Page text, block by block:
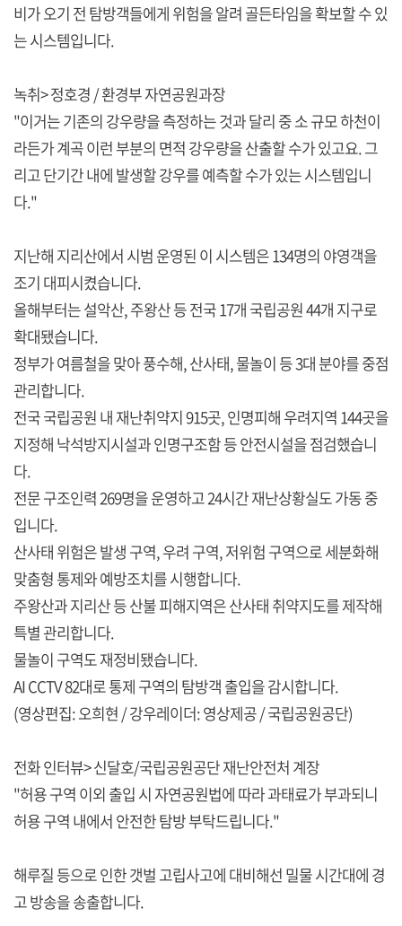
비가 오기 전 탐방객들에게 위험을 알려 골든타임을 확보할 수 있
는 시스템입니다.
녹취> 정호경 / 환경부 자연공원과장
"이거는 기존의 강우량을 측정하는 것과 달리 중 소 규모 하천이
라든가 계곡 이런 부분의 면적 강우량을 산출할 수가 있고요. 그
리고 단기간 내에 발생할 강우를 예측할 수가 있는 시스템입니
다."
지난해 지리산에서 시범 운영된 이 시스템은 134명의 야영객을
조기 대피시켰습니다.
올해부터는 설악산, 주왕산 등 전국 17개 국립공원 44개 지구로
확대됐습니다.
정부가 여름철을 맞아 풍수해, 산사태, 물놀이 등 3대 분야를 중점
관리합니다.
전국 국립공원 내 재난취약지 915곳, 인명피해 우려지역 144곳을
지정해 낙석방지시설과 인명구조함 등 안전시설을 점검했습니
다.
전문 구조인력 269명을 운영하고 24시간 재난상황실도 가동 중
입니다.
산사태 위험은 발생 구역, 우려 구역, 저위험 구역으로 세분화해
맞춤형 통제와 예방조치를 시행합니다.
주왕산과 지리산 등 산불 피해지역은 산사태 취약지도를 제작해
특별 관리합니다.
물놀이 구역도 재정비됐습니다.
AI CCTV 82대로 통제 구역의 탐방객 출입을 감시합니다.
(영상편집: 오희현 / 강우레이더: 영상제공 / 국립공원공단)
전화 인터뷰> 신달호/국립공원공단 재난안전처 계장
"허용 구역 이외 출입 시 자연공원법에 따라 과태료가 부과되니
허용 구역 내에서 안전한 탐방 부탁드립니다."
해루질 등으로 인한 갯벌 고립사고에 대비해선 밀물 시간대에 경
고 방송을 송출합니다.